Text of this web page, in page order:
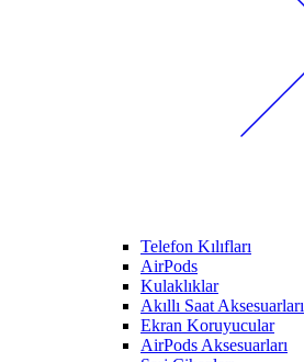
Telefon Kılıfları
AirPods
Kulaklıklar
Akıllı Saat Aksesuarları
Ekran Koruyucular
AirPods Aksesuarları